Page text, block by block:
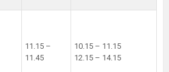
11.15 –
11.45
10.15 – 11.15
12.15 – 14.15